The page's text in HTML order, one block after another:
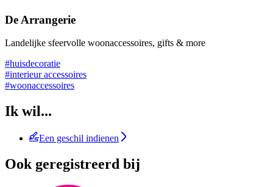
De Arrangerie
Landelijke sfeervolle woonaccessoires, gifts & more
#huisdecoratie
#interieur accessoires
#woonaccessoires
Ik wil...
Een geschil indienen
Ook geregistreerd bij